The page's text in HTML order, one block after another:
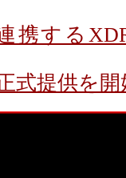
携する
式提供を開